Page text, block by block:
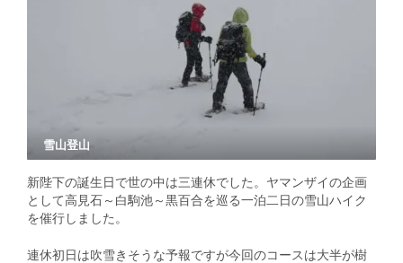
雪山登山
新陛下の誕生日で世の中は三連休でした。ヤマンザイの企画
として高見石～白駒池～黒百合を巡る一泊二日の雪山ハイク
を催行しました。
連休初日は吹雪きそうな予報ですが今回のコースは大半が樹